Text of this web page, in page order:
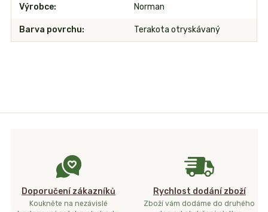
Výrobce Norman
Barva povrchu Terakota otryskávaný
Doporučení zákazníků
Koukněte na nezávislé
Rychlost dodání zboží
Zboží vám dodáme do druhého